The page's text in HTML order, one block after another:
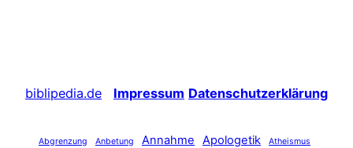
biblipedia.de Impressum Datenschutzerklärung
Abgrenzung Anbetung Annahme Apologetik Atheismus